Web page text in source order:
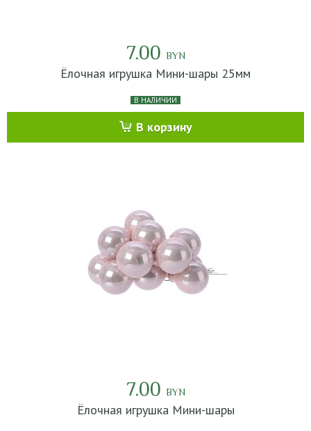
7.00 BYN
Ёлочная игрушка Мини-шары 25мм
В НАЛИЧИИ
В корзину
7.00 BYN
Ёлочная игрушка Мини-шары